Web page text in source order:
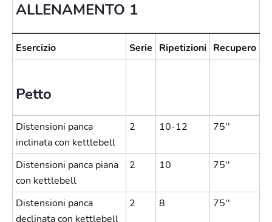
ALLENAMENTO 1
Esercizio Serie Ripetizioni Recupero
Petto
Distensioni panca
inclinata con kettlebell
2 10-12 75''
Distensioni panca piana
con kettlebell
2 10 75''
Distensioni panca
declinata con kettlebell
2 8 75''